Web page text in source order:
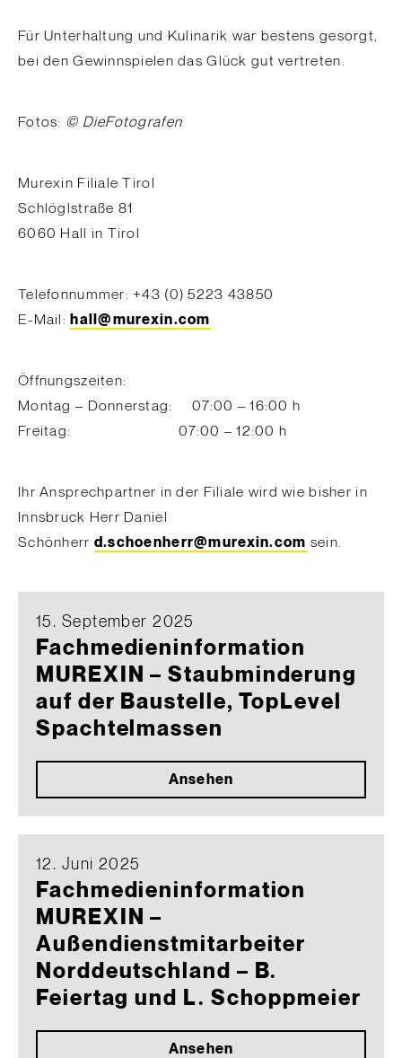
Für Unterhaltung und Kulinarik war bestens gesorgt,
bei den Gewinnspielen das Glück gut vertreten.
Fotos: © DieFotografen
Murexin Filiale Tirol
Schlöglstraße 81
6060 Hall in Tirol
Telefonnummer: +43 (0) 5223 43850
E-Mail: hall@murexin.com
Öffnungszeiten:
Montag – Donnerstag: 07:00 – 16:00 h
Freitag: 07:00 – 12:00 h
Ihr Ansprechpartner in der Filiale wird wie bisher in
Innsbruck Herr Daniel
Schönherr d.schoenherr@murexin.com sein.
15. September 2025
Fachmedieninformation
MUREXIN – Staubminderung
auf der Baustelle, TopLevel
Spachtelmassen
Ansehen
12. Juni 2025
Fachmedieninformation
MUREXIN –
Außendienstmitarbeiter
Norddeutschland – B.
Feiertag und L. Schoppmeier
Ansehen